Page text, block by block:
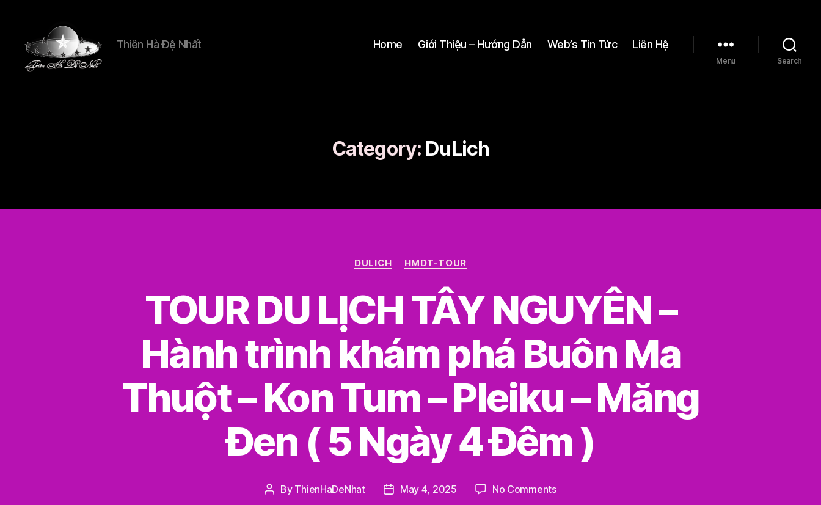
Thiên Hà Đệ Nhất Home Giới Thiệu – Hướng Dẫn Web’s Tin Tức Liên Hệ
Menu Search
Category: DuLich
Categories
DULICH HMDT-TOUR
TOUR DU LỊCH TÂY NGUYÊN –
Hành trình khám phá Buôn Ma
Thuột – Kon Tum – Pleiku – Măng
Đen ( 5 Ngày 4 Đêm )
Post
By ThienHaDeNhat
PostMay 4, 2025 No Commentson